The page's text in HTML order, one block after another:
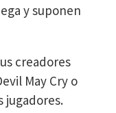
y suponen
creadores
May Cry o
jugadores.